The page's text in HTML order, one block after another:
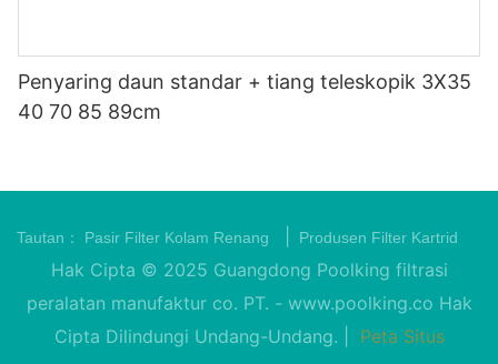
Penyaring daun standar + tiang teleskopik 3X35
40 70 85 89cm
Tautan： Pasir Filter Kolam Renang Produsen Filter Kartrid
Hak Cipta © 2025 Guangdong Poolking filtrasi
peralatan manufaktur co. PT. - www.poolking.co Hak
Cipta Dilindungi Undang-Undang. |
Peta Situs